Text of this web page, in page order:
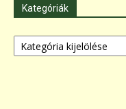
Kategóriák
Kategóriák